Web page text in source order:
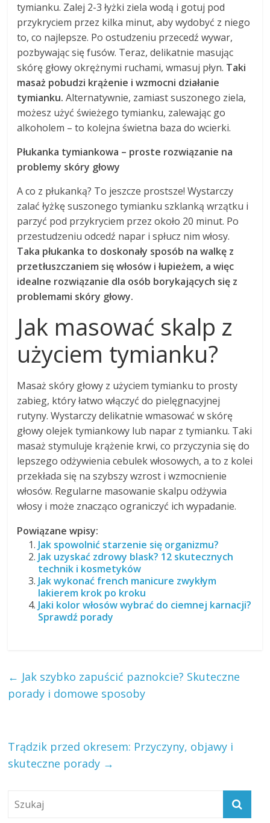
tymianku. Zalej 2-3 łyżki ziela wodą i gotuj pod
przykryciem przez kilka minut, aby wydobyć z niego
to, co najlepsze. Po ostudzeniu przecedź wywar,
pozbywając się fusów. Teraz, delikatnie masując
skórę głowy okrężnymi ruchami, wmasuj płyn. Taki
masaż pobudzi krążenie i wzmocni działanie
tymianku. Alternatywnie, zamiast suszonego ziela,
możesz użyć świeżego tymianku, zalewając go
alkoholem – to kolejna świetna baza do wcierki.
Płukanka tymiankowa – proste rozwiązanie na
problemy skóry głowy
A co z płukanką? To jeszcze prostsze! Wystarczy
zalać łyżkę suszonego tymianku szklanką wrzątku i
parzyć pod przykryciem przez około 20 minut. Po
przestudzeniu odcedź napar i spłucz nim włosy.
Taka płukanka to doskonały sposób na walkę z
przetłuszczaniem się włosów i łupieżem, a więc
idealne rozwiązanie dla osób borykających się z
problemami skóry głowy.
Jak masować skalp z
użyciem tymianku?
Masaż skóry głowy z użyciem tymianku to prosty
zabieg, który łatwo włączyć do pielęgnacyjnej
rutyny. Wystarczy delikatnie wmasować w skórę
głowy olejek tymiankowy lub napar z tymianku. Taki
masaż stymuluje krążenie krwi, co przyczynia się do
lepszego odżywienia cebulek włosowych, a to z kolei
przekłada się na szybszy wzrost i wzmocnienie
włosów. Regularne masowanie skalpu odżywia
włosy i może znacząco ograniczyć ich wypadanie.
Powiązane wpisy:
Jak spowolnić starzenie się organizmu?
Jak uzyskać zdrowy blask? 12 skutecznych
technik i kosmetyków
Jak wykonać french manicure zwykłym
lakierem krok po kroku
Jaki kolor włosów wybrać do ciemnej karnacji?
Sprawdź porady
← Jak szybko zapuścić paznokcie? Skuteczne
porady i domowe sposoby
Trądzik przed okresem: Przyczyny, objawy i
skuteczne porady →